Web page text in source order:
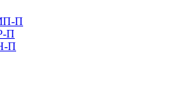
П
П
П